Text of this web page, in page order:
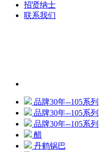
招贤纳士
联系我们
品牌30年--105系列
品牌30年--105系列
品牌30年--105系列
醋
丹鹤锅巴